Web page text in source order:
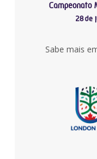
Campeonato
28 de
Sabe mais